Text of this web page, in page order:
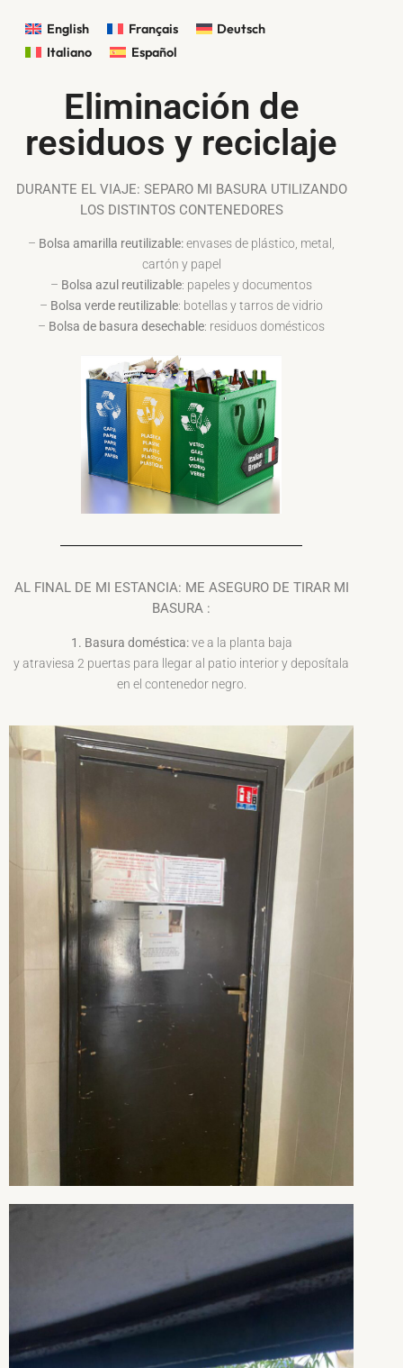
English Français
Deutsch
Italiano
Español
Eliminación de
residuos y reciclaje
DURANTE EL VIAJE: SEPARO MI BASURA UTILIZANDO
LOS DISTINTOS CONTENEDORES
– Bolsa amarilla reutilizable:envases de plástico, metal,
cartón y papel
– Bolsa azul reutilizable: papeles y documentos
– Bolsa verde reutilizable: botellas y tarros de vidrio
– Bolsa de basura desechable: residuos domésticos
AL FINAL DE MI ESTANCIA: ME ASEGURO DE TIRAR MI
BASURA :
1. Basura doméstica:ve a la planta baja
y atraviesa 2 puertas para llegar al patio interior y deposítala
en el contenedor negro.